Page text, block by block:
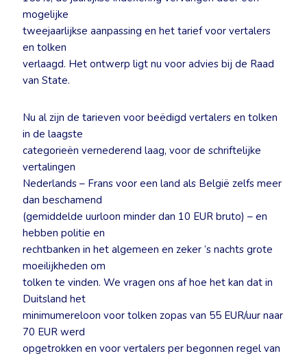
mogelijke
tweejaarlijkse aanpassing en het tarief voor vertalers
en tolken
verlaagd. Het ontwerp ligt nu voor advies bij de Raad
van State.
Nu al zijn de tarieven voor beëdigd vertalers en tolken
in de laagste
categorieën vernederend laag, voor de schriftelijke
vertalingen
Nederlands – Frans voor een land als België zelfs meer
dan beschamend
(gemiddelde uurloon minder dan 10 EUR bruto) – en
hebben politie en
rechtbanken in het algemeen en zeker ‘s nachts grote
moeilijkheden om
tolken te vinden. We vragen ons af hoe het kan dat in
Duitsland het
minimumereloon voor tolken zopas van 55 EUR/uur naar
70 EUR werd
opgetrokken en voor vertalers per begonnen regel van